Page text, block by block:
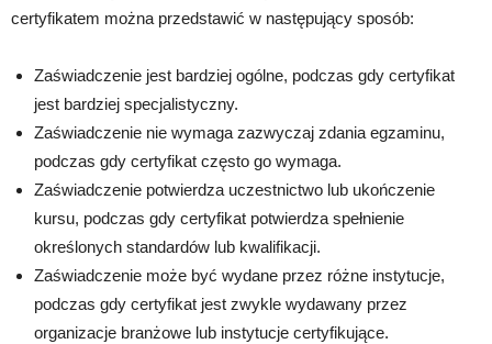
certyfikatem można przedstawić w następujący sposób:
Zaświadczenie jest bardziej ogólne, podczas gdy certyfikat
jest bardziej specjalistyczny.
Zaświadczenie nie wymaga zazwyczaj zdania egzaminu,
podczas gdy certyfikat często go wymaga.
Zaświadczenie potwierdza uczestnictwo lub ukończenie
kursu, podczas gdy certyfikat potwierdza spełnienie
określonych standardów lub kwalifikacji.
Zaświadczenie może być wydane przez różne instytucje,
podczas gdy certyfikat jest zwykle wydawany przez
organizacje branżowe lub instytucje certyfikujące.